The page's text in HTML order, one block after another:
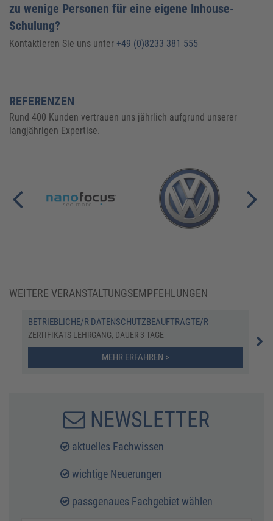
zu wenige Personen für eine eigene Inhouse-
Schulung?
Kontaktieren Sie uns unter +49 (0)8233 381 555
REFERENZEN
Rund 400 Kunden vertrauen uns jährlich aufgrund unserer
langjährigen Expertise.
WEITERE VERANSTALTUNGSEMPFEHLUNGEN
BETRIEBLICHE/R DATENSCHUTZBEAUFTRAGTE/R
ZERTIFIKATS-LEHRGANG, DAUER 3 TAGE
MEHR ERFAHREN >
NEWSLETTER
aktuelles Fachwissen
wichtige Neuerungen
passgenaues Fachgebiet wählen